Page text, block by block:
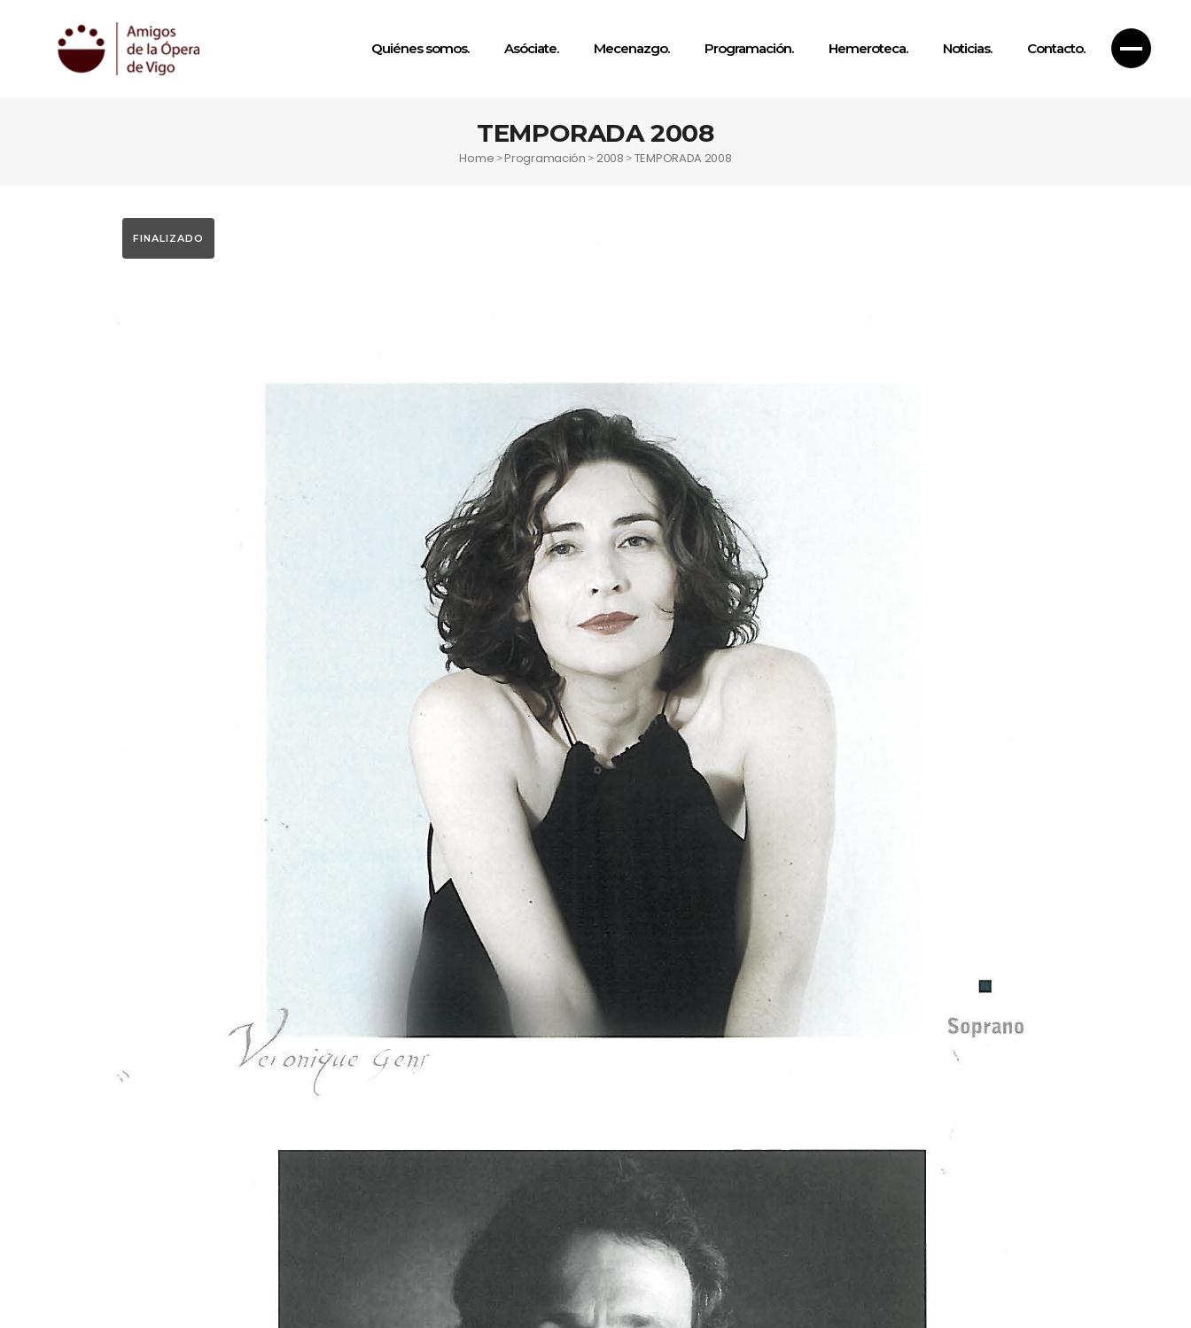
Quiénes somos. Asóciate. Mecenazgo. Programación. Hemeroteca. Noticias. Contacto.
TEMPORADA 2008
Home >Programación > 2008 >TEMPORADA 2008
FINALIZADO